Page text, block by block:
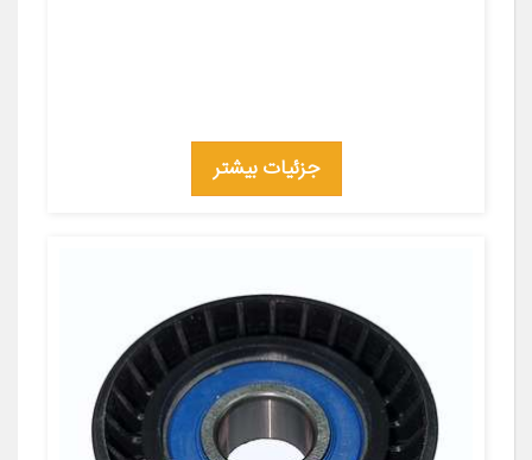
جزئیات بیشتر